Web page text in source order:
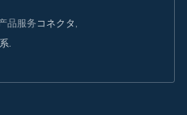
品服务 コネクタ